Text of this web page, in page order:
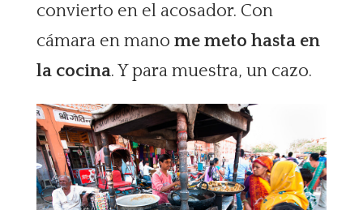
convierto en el acosador. Con
cámara en mano me meto hasta en
la cocina. Y para muestra, un cazo.